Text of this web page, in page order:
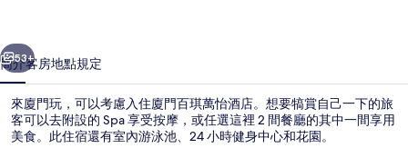
店
的
相
片
個 下一個
53+
簡介客房地點規定
來廈門玩，可以考慮入住廈門百琪萬怡酒店。想要犒賞自己一下的旅
客可以去附設的 Spa 享受按摩，或任選這裡 2 間餐廳的其中一間享用
美食。此住宿還有室內游泳池、24 小時健身中心和花園。